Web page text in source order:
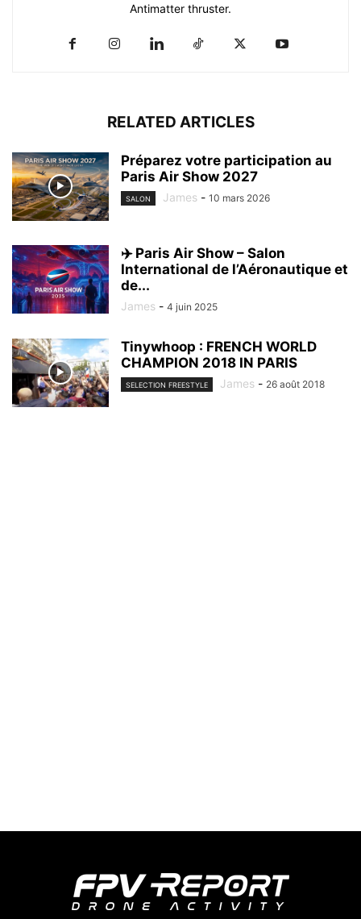
Antimatter thruster.
RELATED ARTICLES
Préparez votre participation au
Paris Air Show 2027
SALON James - 10 mars 2026
✈️ Paris Air Show – Salon
International de l’Aéronautique et
de...
James - 4 juin 2025
Tinywhoop : FRENCH WORLD
CHAMPION 2018 IN PARIS
SELECTION FREESTYLE James - 26 août 2018